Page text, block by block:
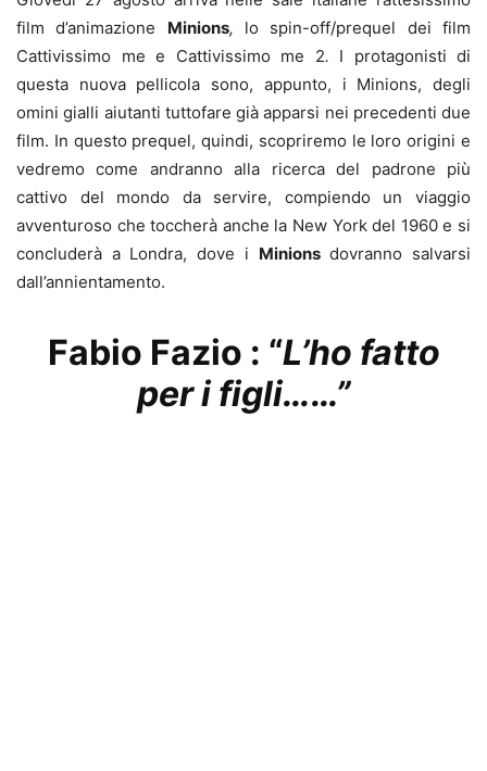
film d’animazione Minions, lo spin-off/prequel dei film
Cattivissimo me e Cattivissimo me 2. I protagonisti di
questa nuova pellicola sono, appunto, i Minions, degli
omini gialli aiutanti tuttofare già apparsi nei precedenti due
film. In questo prequel, quindi, scopriremo le loro origini e
vedremo come andranno alla ricerca del padrone più
cattivo del mondo da servire, compiendo un viaggio
avventuroso che toccherà anche la New York del 1960 e si
concluderà a Londra, dove i Minionsdovranno salvarsi
dall’annientamento.
Fabio Fazio : “L’ho fatto
per i figli……”